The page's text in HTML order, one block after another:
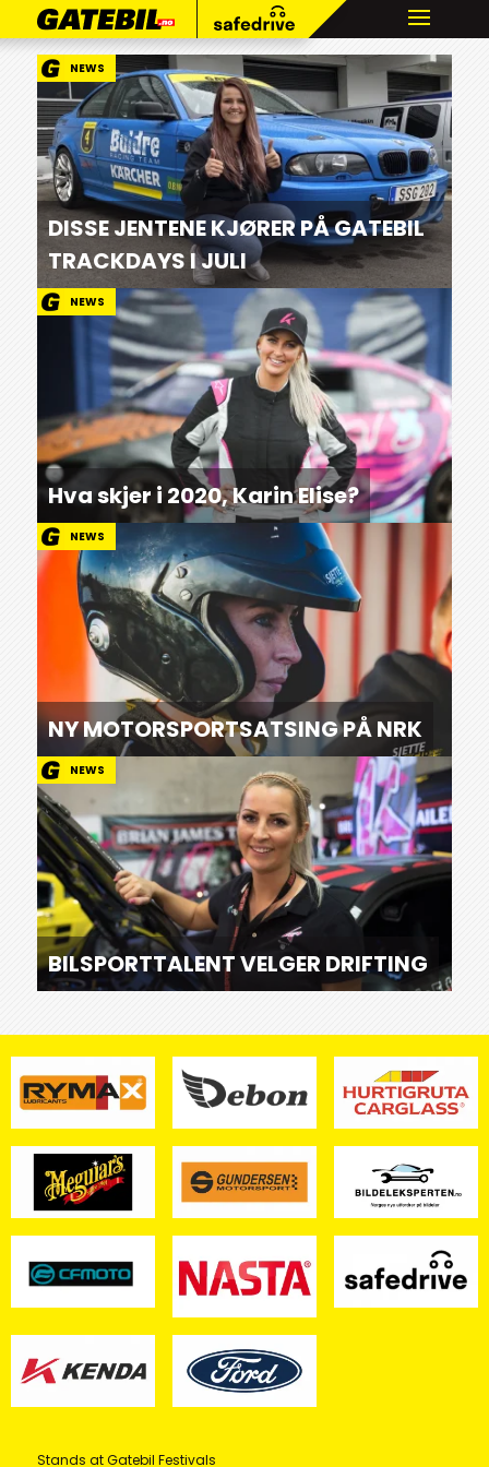
NEWS
DISSE JENTENE KJØRER PÅ GATEBIL
TRACKDAYS I JULI
NEWS
Hva skjer i 2020, Karin Elise?
NEWS
NY MOTORSPORTSATSING PÅ NRK
NEWS
BILSPORTTALENT VELGER DRIFTING
Stands at Gatebil Festivals